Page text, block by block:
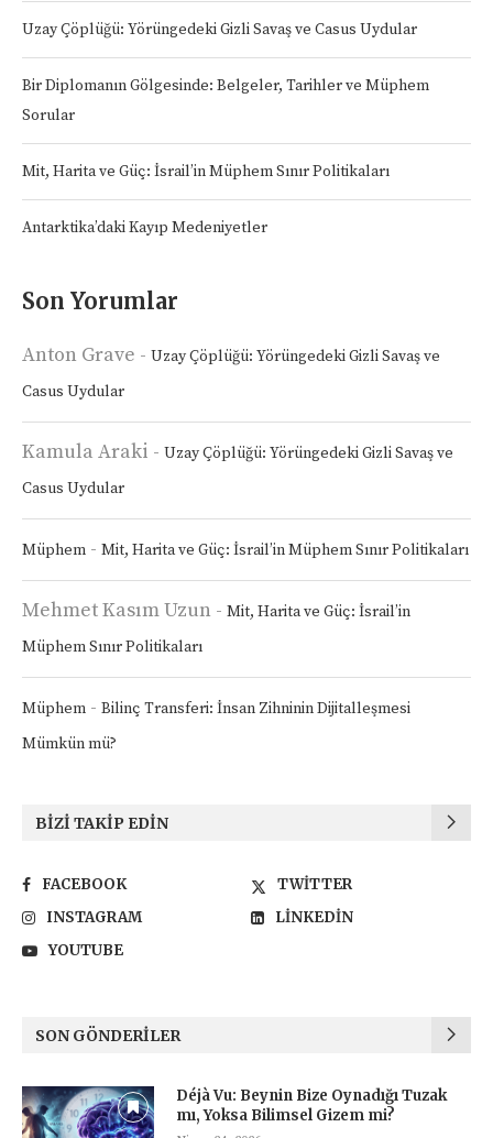
Uzay Çöplüğü: Yörüngedeki Gizli Savaş ve Casus Uydular
Bir Diplomanın Gölgesinde: Belgeler, Tarihler ve Müphem
Sorular
Mit, Harita ve Güç: İsrail’in Müphem Sınır Politikaları
Antarktika’daki Kayıp Medeniyetler
Son Yorumlar
Anton Grave - Uzay Çöplüğü: Yörüngedeki Gizli Savaş ve
Casus Uydular
Kamula Araki - Uzay Çöplüğü: Yörüngedeki Gizli Savaş ve
Casus Uydular
Müphem - Mit, Harita ve Güç: İsrail’in Müphem Sınır Politikaları
Mehmet Kasım Uzun - Mit, Harita ve Güç: İsrail’in
Müphem Sınır Politikaları
Müphem - Bilinç Transferi: İnsan Zihninin Dijitalleşmesi
Mümkün mü?
BIZI TAKIP EDIN
FACEBOOK
TWITTER
INSTAGRAM
LINKEDIN
YOUTUBE
SON GÖNDERILER
Déjà Vu: Beynin Bize Oynadığı Tuzak
mı, Yoksa Bilimsel Gizem mi?